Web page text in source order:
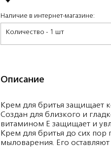
Наличие в интернет-магазине:
Количество - 1 шт
Описание
Крем для бритья защищает
Создан для близкого и
витамином E защищает и
Крем для бритья до сих пор
мыловарения. Его оставляют